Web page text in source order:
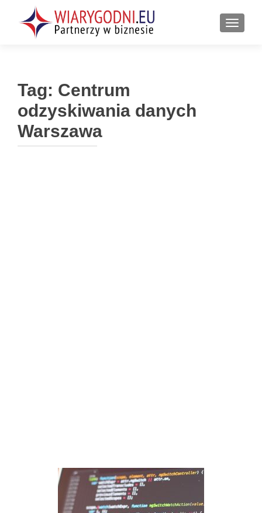
Tag: Centrum
odzyskiwania danych
Warszawa